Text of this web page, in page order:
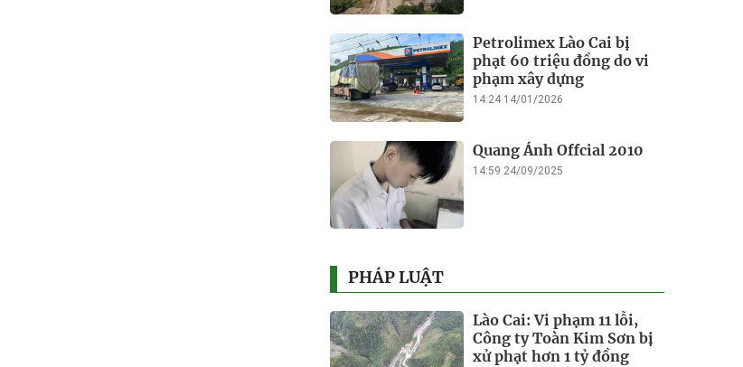
Petrolimex Lào Cai bị
phạt 60 triệu đồng do vi
phạm xây dựng
14:24 14/01/2026
Quang Ánh Offcial 2010
14:59 24/09/2025
PHÁP LUẬT
Lào Cai: Vi phạm 11 lỗi,
Công ty Toàn Kim Sơn bị
xử phạt hơn 1 tỷ đồng